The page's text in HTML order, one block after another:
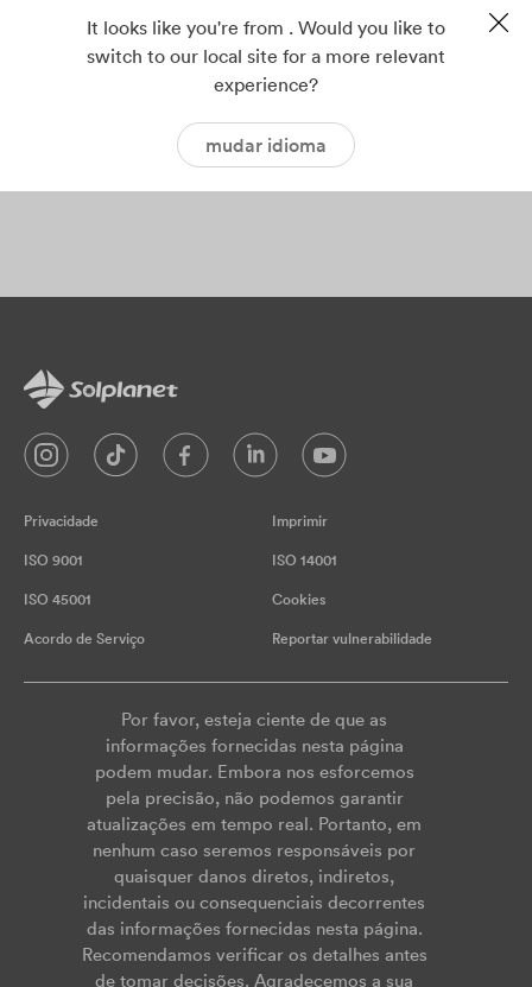
latest trends and innovations, and continue on our
mission to bring solar power to everybody.
For a more real-time experience, follow us on our
social media platforms, including Facebook,
Twitter, LinkedIn, and YouTube.
Privacidade Imprimir
ISO 9001 ISO 14001
ISO 45001 Cookies
Acordo de Serviço Reportar vulnerabilidade
Por favor, esteja ciente de que as
informações fornecidas nesta página
podem mudar. Embora nos esforcemos
pela precisão, não podemos garantir
atualizações em tempo real. Portanto, em
nenhum caso seremos responsáveis por
quaisquer danos diretos, indiretos,
incidentais ou consequenciais decorrentes
das informações fornecidas nesta página.
Recomendamos verificar os detalhes antes
de tomar decisões. Agradecemos a sua
It looks like you're from . Would you like to
switch to our local site for a more relevant
experience?
mudar idioma